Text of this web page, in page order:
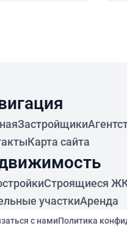
Застройщики
Карта сайта
Строящиеся
участкиАренда
с намиПолитика